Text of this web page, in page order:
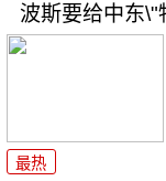
波斯要给中东\"
最热